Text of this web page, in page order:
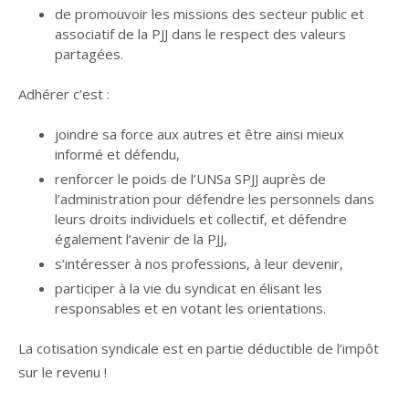
de promouvoir les missions des secteur public et
associatif de la PJJ dans le respect des valeurs
partagées.
Adhérer c’est :
joindre sa force aux autres et être ainsi mieux
informé et défendu,
renforcer le poids de l’UNSa SPJJ auprès de
l’administration pour défendre les personnels dans
leurs droits individuels et collectif, et défendre
également l’avenir de la PJJ,
s’intéresser à nos professions, à leur devenir,
participer à la vie du syndicat en élisant les
responsables et en votant les orientations.
La cotisation syndicale est en partie déductible de l’impôt
sur le revenu !